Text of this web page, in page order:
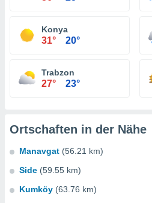
Konya
31° 20°
Trabzon
27° 23°
Ortschaften in der Nähe
Manavgat (56.21 km)
Side (59.55 km)
Kumköy (63.76 km)